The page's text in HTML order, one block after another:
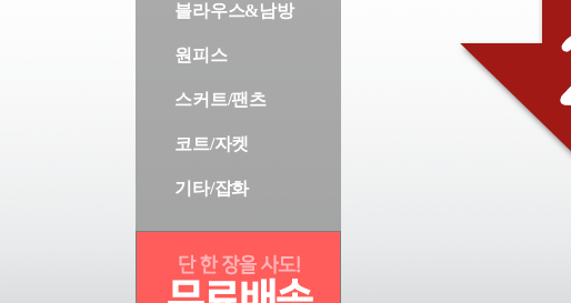
블라우스&남방
원피스
스커트/팬츠
코트/자켓
기타/잡화